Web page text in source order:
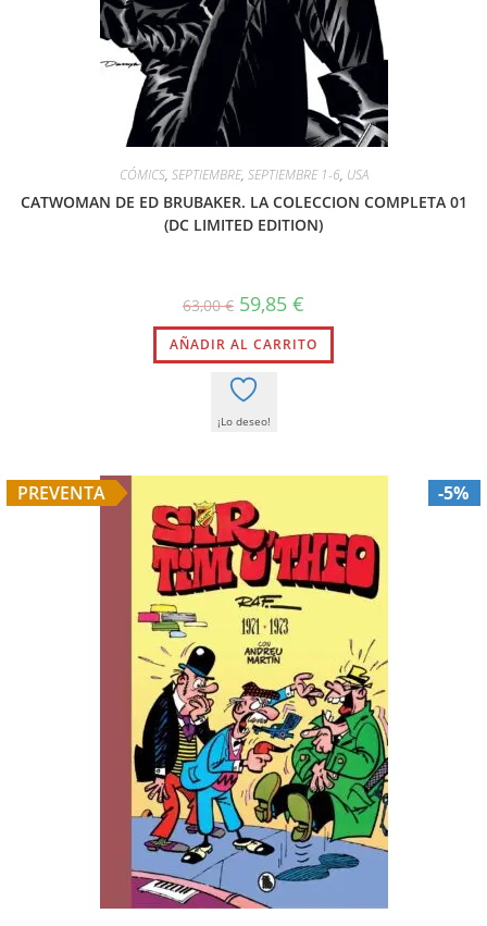
CÓMICS, SEPTIEMBRE, SEPTIEMBRE 1-6, USA
CATWOMAN DE ED BRUBAKER. LA COLECCION COMPLETA 01
(DC LIMITED EDITION)
63,00€ 59,85 €
AÑADIR AL CARRITO
¡Lo deseo!
PREVENTA -5%